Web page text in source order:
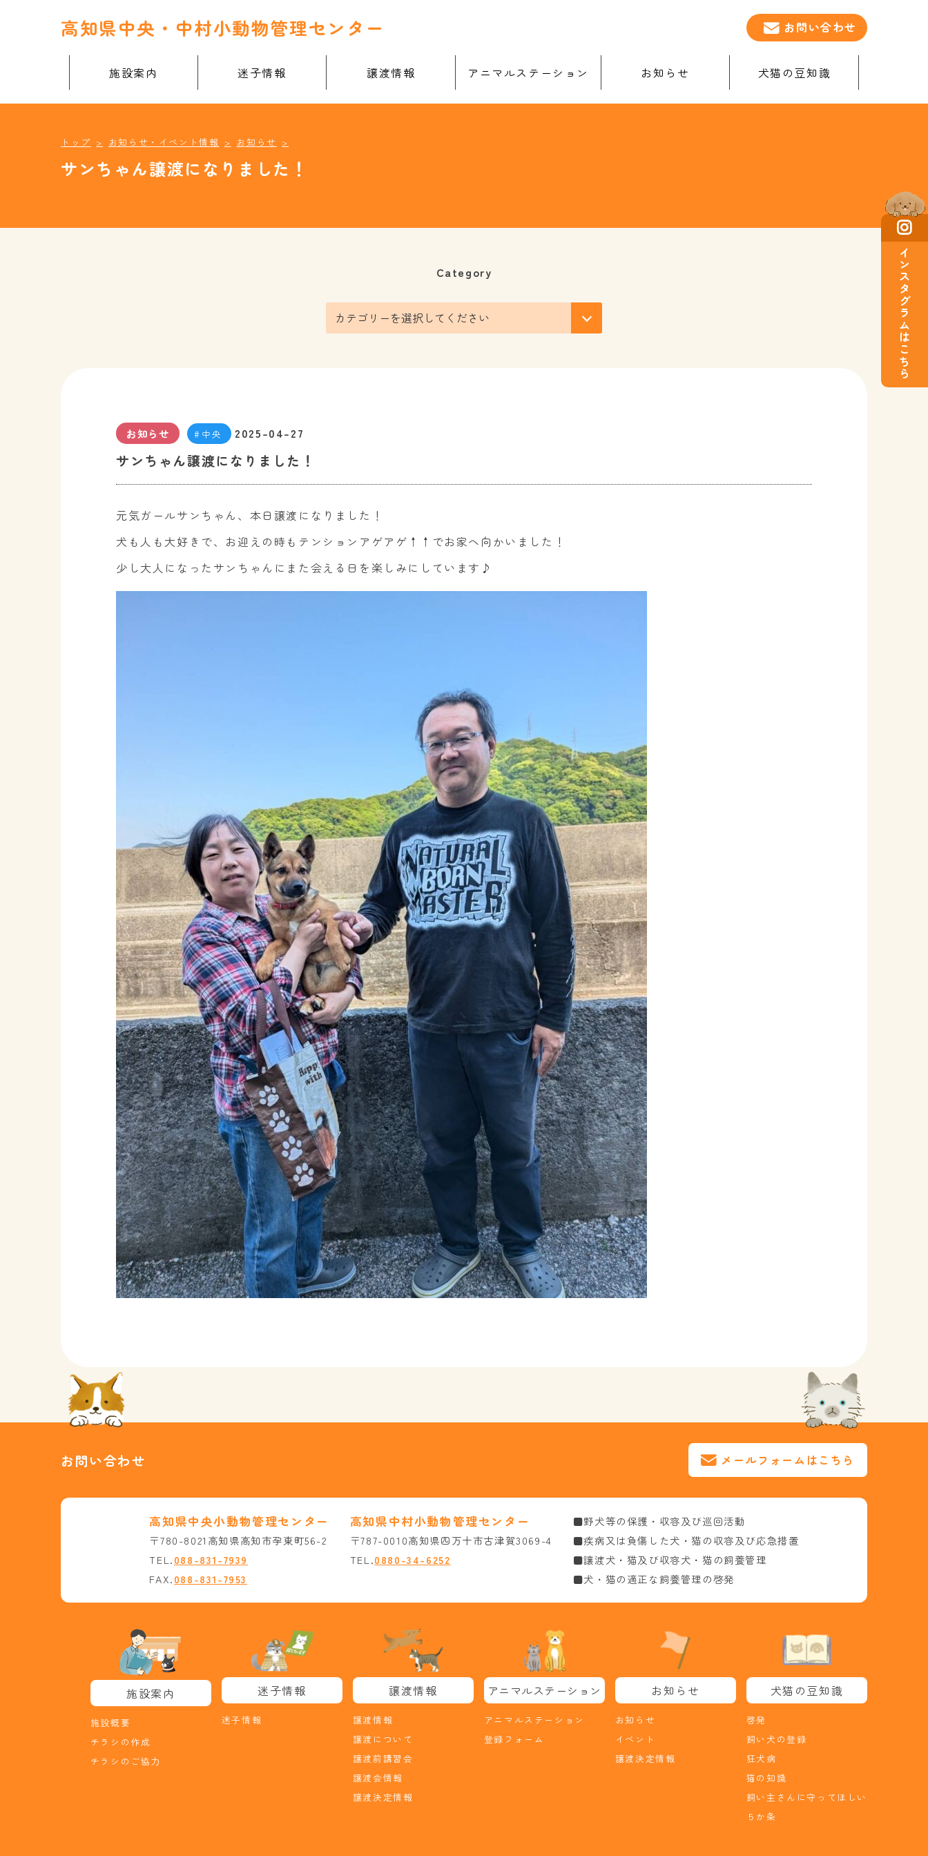
高知県中央・中村小動物管理センター お問い合わせ
施設案内 迷子情報 譲渡情報 アニマルステーション お知らせ 犬猫の豆知識
トップ お知らせ・イベント情報 お知らせ
サンちゃん譲渡になりました！
Category
お知らせ 中央 2025-04-27
サンちゃん譲渡になりました！
元気ガールサンちゃん、本日譲渡になりました！
犬も人も大好きで、お迎えの時もテンションアゲアゲ↑↑でお家へ向かいました！
少し大人になったサンちゃんにまた会える日を楽しみにしています♪
インスタグラムはこちら
お問い合わせ メールフォームはこちら
高知県中央小動物管理センター
〒780-8021高知県高知市孕東町56-2
TEL.088-831-7939
FAX.088-831-7953
高知県中村小動物管理センター
〒787-0010高知県四万十市古津賀3069-4
TEL.0880-34-6252
■野犬等の保護・収容及び巡回活動
■疾病又は負傷した犬・猫の収容及び応急措置
■譲渡犬・猫及び収容犬・猫の飼養管理
■犬・猫の適正な飼養管理の啓発
施設案内
施設概要
チラシの作成
チラシのご協力
迷子情報
迷子情報
譲渡情報
譲渡情報
譲渡について
譲渡前講習会
譲渡会情報
譲渡決定情報
アニマルステーション
アニマルステーション
登録フォーム
お知らせ
お知らせ
イベント
譲渡決定情報
犬猫の豆知識
啓発
飼い犬の登録
狂犬病
猫の知識
飼い主さんに守ってほしい
５か条